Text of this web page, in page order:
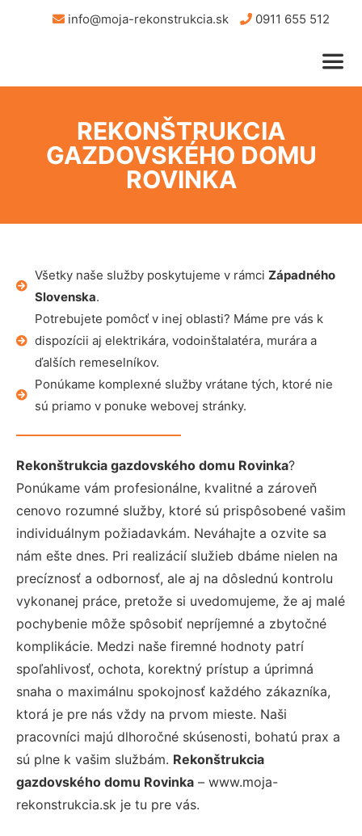
info@moja-rekonstrukcia.sk 0911 655 512
REKONŠTRUKCIA
GAZDOVSKÉHO DOMU
ROVINKA
Všetky naše služby poskytujeme v rámci Západného
Slovenska.
Potrebujete pomôcť v inej oblasti? Máme pre vás k
dispozícii aj elektrikára, vodoinštalatéra, murára a
ďalších remeselníkov.
Ponúkame komplexné služby vrátane tých, ktoré nie
sú priamo v ponuke webovej stránky.
Rekonštrukcia gazdovského domu Rovinka?
Ponúkame vám profesionálne, kvalitné a zároveň
cenovo rozumné služby, ktoré sú prispôsobené vašim
individuálnym požiadavkám. Neváhajte a ozvite sa
nám ešte dnes. Pri realizácií služieb dbáme nielen na
precíznosť a odbornosť, ale aj na dôslednú kontrolu
vykonanej práce, pretože si uvedomujeme, že aj malé
pochybenie môže spôsobiť nepríjemné a zbytočné
komplikácie. Medzi naše firemné hodnoty patrí
spoľahlivosť, ochota, korektný prístup a úprimná
snaha o maximálnu spokojnosť každého zákazníka,
ktorá je pre nás vždy na prvom mieste. Naši
pracovníci majú dlhoročné skúsenosti, bohatú prax a
sú plne k vašim službám. Rekonštrukcia
gazdovského domu Rovinka – www.moja-
rekonstrukcia.sk je tu pre vás.